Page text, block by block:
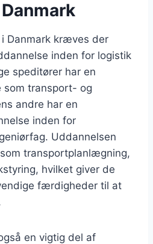
Danmark kræves der
inden for logistik
speditører har en
som transport- og
andre har en
inden for
Uddannelsen
transportplanlægning,
hvilket giver de
færdigheder til at
en vigtig del af